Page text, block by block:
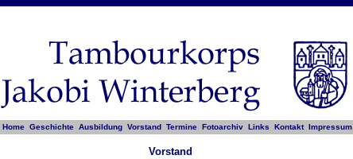
Home Geschichte Ausbildung Vorstand Termine Fotoarchiv Links Kontakt Impressum
Vorstand